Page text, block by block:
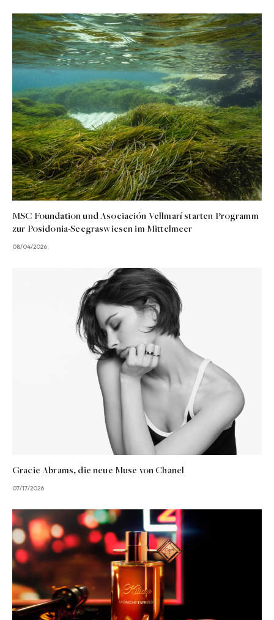
MSC Foundation und Asociación Vellmarí starten Programm
zur Posidonia-Seegraswiesen im Mittelmeer
08/04/2026
Gracie Abrams, die neue Muse von Chanel
07/17/2026